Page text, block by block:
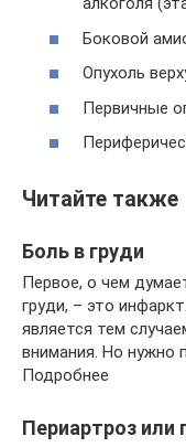
Боковой
Опухоль
Первичные
Читайте также
Боль в груди
Первое, о чем
груди, – это
является тем
внимания. Но нужно
Подробнее
Периартроз или